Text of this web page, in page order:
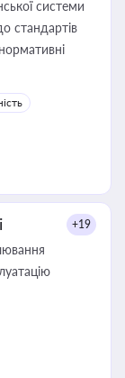
системи
стандартів
+19